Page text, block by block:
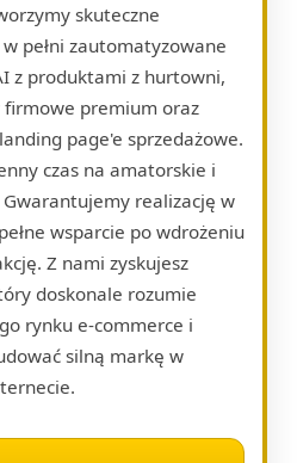
skuteczne
pełni zautomatyzowane
z produktami z hurtowni,
premium oraz
page'e sprzedażowe.
czas na amatorskie i
realizację w
wsparcie po wdrożeniu
Z nami zyskujesz
doskonale rozumie
rynku e-commerce i
silną markę w